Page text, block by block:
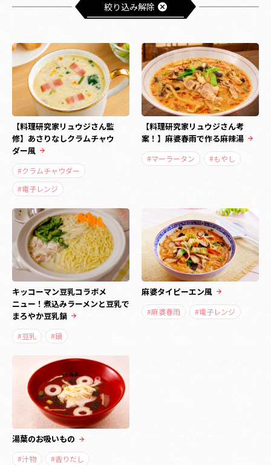
絞り込み解除
【料理研究家リュウジさん監
修】あさりなしクラムチャウ
ダー風
#クラムチャウダー
#電子レンジ
【料理研究家リュウジさん考
案！】麻婆春雨で作る麻辣湯
#マーラータン #もやし
キッコーマン豆乳コラボメ
ニュー！煮込みラーメンと豆乳で
まろやか豆乳鍋
#豆乳 #鍋
麻婆タイピーエン風
#麻婆春雨 #電子レンジ
湯葉のお吸いもの
#汁物 #香りだし